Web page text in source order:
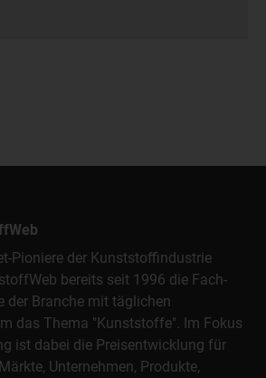
Pioniere der Kunststoffindustrie
bereits seit 1996 die Fach-
der Branche mit täglichen
das Thema "Kunststoffe". Im Fokus
ist dabei die Preisentwicklung für
Unternehmen, Produkte,